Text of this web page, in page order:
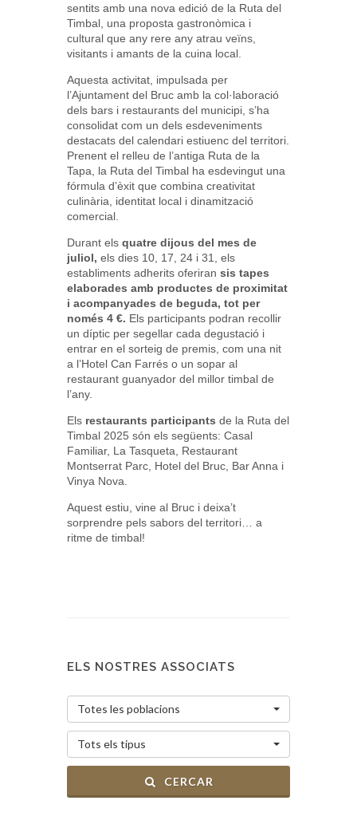
sentits amb una nova edició de la Ruta del
Timbal, una proposta gastronòmica i
cultural que any rere any atrau veïns,
visitants i amants de la cuina local.
Aquesta activitat, impulsada per
l’Ajuntament del Bruc amb la col·laboració
dels bars i restaurants del municipi, s’ha
consolidat com un dels esdeveniments
destacats del calendari estiuenc del territori.
Prenent el relleu de l’antiga Ruta de la
Tapa, la Ruta del Timbal ha esdevingut una
fórmula d’èxit que combina creativitat
culinària, identitat local i dinamització
comercial.
Durant els quatre dijous del mes de
juliol, els dies 10, 17, 24 i 31, els
establiments adherits oferiran sis tapes
elaborades amb productes de proximitat
i acompanyades de beguda, tot per
només 4 €. Els participants podran recollir
un díptic per segellar cada degustació i
entrar en el sorteig de premis, com una nit
a l’Hotel Can Farrés o un sopar al
restaurant guanyador del millor timbal de
l’any.
Els restaurants participants de la Ruta del
Timbal 2025 són els següents: Casal
Familiar, La Tasqueta, Restaurant
Montserrat Parc, Hotel del Bruc, Bar Anna i
Vinya Nova.
Aquest estiu, vine al Bruc i deixa’t
sorprendre pels sabors del territori… a
ritme de timbal!
ELS NOSTRES ASSOCIATS
Totes les poblacions
Tots els tipus
CERCAR